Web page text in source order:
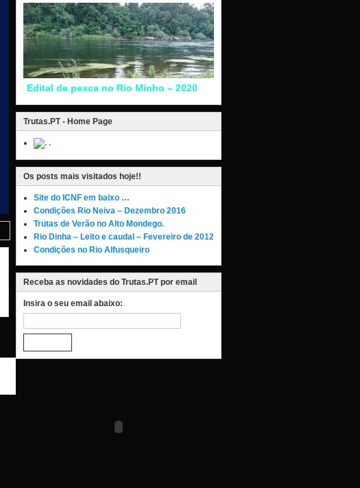
Edital de pesca no Rio Minho – 2020
Trutas.PT - Home Page
.
Os posts mais visitados hoje!!
Site do ICNF em baixo …
Condições Rio Neiva – Dezembro 2016
Trutas de Verão no Alto Mondego.
Rio Dinha – Leito e caudal – Fevereiro de 2012
Condições no Rio Alfusqueiro
Receba as novidades do Trutas.PT por email
Insira o seu email abaixo: